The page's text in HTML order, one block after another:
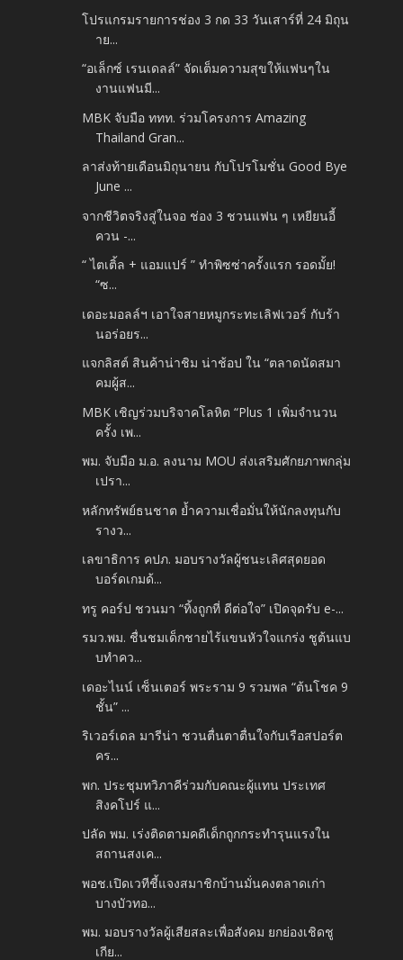
โปรแกรมรายการช่อง 3 กด 33 วันเสาร์ที่ 24 มิถุน
าย...
“อเล็กซ์ เรนเดลล์” จัดเต็มความสุขให้แฟนๆใน
งานแฟนมี...
MBK จับมือ ททท. ร่วมโครงการ Amazing
Thailand Gran...
ลาส่งท้ายเดือนมิถุนายน กับโปรโมชั่น Good Bye
June ...
จากชีวิตจริงสู่ในจอ ช่อง 3 ชวนแฟน ๆ เหยียนอี้
ควน -...
“ ไตเติ้ล + แอมแปร์ ” ทำพิซซ่าครั้งแรก รอดมั้ย!
“ซ...
เดอะมอลล์ฯ เอาใจสายหมูกระทะเลิฟเวอร์ กับร้า
นอร่อยร...
แจกลิสต์ สินค้าน่าชิม น่าช้อป ใน “ตลาดนัดสมา
คมผู้ส...
MBK เชิญร่วมบริจาคโลหิต “Plus 1 เพิ่มจำนวน
ครั้ง เพ...
พม. จับมือ ม.อ. ลงนาม MOU ส่งเสริมศักยภาพกลุ่ม
เปรา...
หลักทรัพย์ธนชาต ย้ำความเชื่อมั่นให้นักลงทุนกับ
รางว...
เลขาธิการ คปภ. มอบรางวัลผู้ชนะเลิศสุดยอด
บอร์ดเกมด้...
ทรู คอร์ป ชวนมา “ทิ้งถูกที่ ดีต่อใจ” เปิดจุดรับ e-...
รมว.พม. ชื่นชมเด็กชายไร้แขนหัวใจแกร่ง ชูต้นแบ
บทำคว...
เดอะไนน์ เซ็นเตอร์ พระราม 9 รวมพล “ต้นโชค 9
ชั้น” ...
ริเวอร์เดล มารีน่า ชวนตื่นตาตื่นใจกับเรือสปอร์ต
คร...
พก. ประชุมทวิภาคีร่วมกับคณะผู้แทน ประเทศ
สิงคโปร์ แ...
ปลัด พม. เร่งติดตามคดีเด็กถูกกระทำรุนแรงใน
สถานสงเค...
พอช.เปิดเวทีชี้แจงสมาชิกบ้านมั่นคงตลาดเก่า
บางบัวทอ...
พม. มอบรางวัลผู้เสียสละเพื่อสังคม ยกย่องเชิดชู
เกีย...